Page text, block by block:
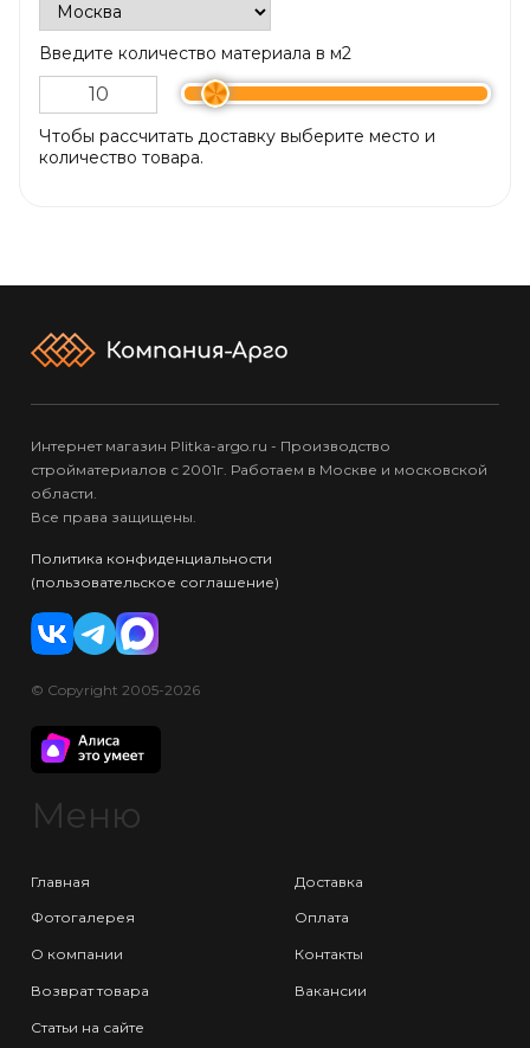
Введите количество материала в м2
Чтобы рассчитать доставку выберите место и
количество товара.
Интернет магазин Plitka-argo.ru - Производство
стройматериалов с 2001г. Работаем в Москве и московской
области.
Все права защищены.
Политика конфиденциальности
(пользовательское соглашение)
© Copyright 2005-2026
Меню
Главная
Фотогалерея
О компании
Возврат товара
Статьи на сайте
Доставка
Оплата
Контакты
Вакансии